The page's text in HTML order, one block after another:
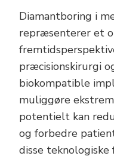
Diamantboring i
repræsenterer et
præcisionskirurgi
biokompatible
muliggøre
potentielt kan
og forbedre
disse